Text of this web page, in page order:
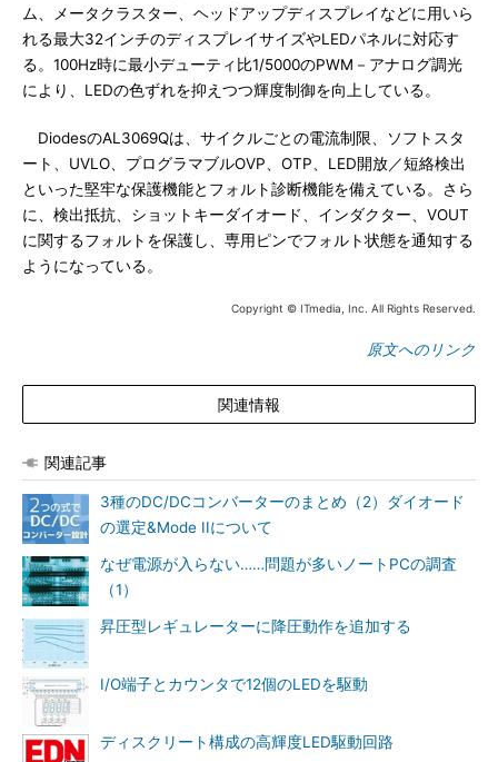
ム、メータクラスター、ヘッドアップディスプレイなどに用いら
れる最大32インチのディスプレイサイズやLEDパネルに対応す
る。100Hz時に最小デューティ比1/5000のPWM－アナログ調光
により、LEDの色ずれを抑えつつ輝度制御を向上している。
DiodesのAL3069Qは、サイクルごとの電流制限、ソフトスタ
ート、UVLO、プログラマブルOVP、OTP、LED開放／短絡検出
といった堅牢な保護機能とフォルト診断機能を備えている。さら
に、検出抵抗、ショットキーダイオード、インダクター、VOUT
に関するフォルトを保護し、専用ピンでフォルト状態を通知する
ようになっている。
Copyright © ITmedia, Inc. All Rights Reserved.
原文へのリンク
関連情報
関連記事
3種のDC/DCコンバーターのまとめ（2）ダイオード
の選定&Mode IIについて
なぜ電源が入らない……問題が多いノートPCの調査
（1）
昇圧型レギュレーターに降圧動作を追加する
I/O端子とカウンタで12個のLEDを駆動
ディスクリート構成の高輝度LED駆動回路